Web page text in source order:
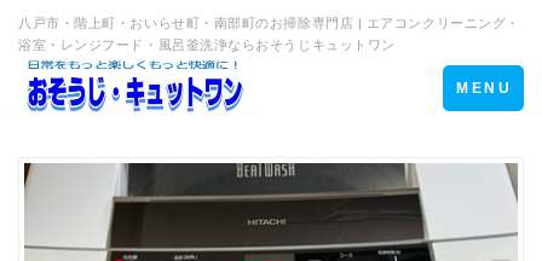
八戸市・階上町・おいらせ町・南部町のお掃除専門店 | エアコンクリーニング・
浴室・レンジフード・風呂釜洗浄ならおそうじキュットワン
Toggle
navigation
MENU